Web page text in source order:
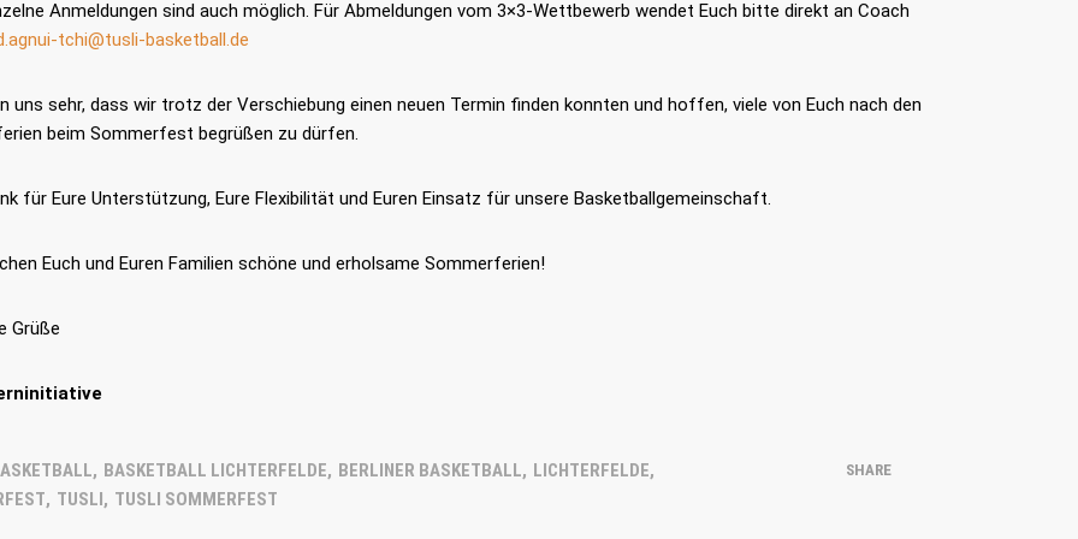
Anmeldungen sind auch möglich. Für Abmeldungen vom 3×3-Wettbewerb wendet Euch bitte direkt an Coach
tchi@tusli-basketball.de
uns sehr, dass wir trotz der Verschiebung einen neuen Termin finden konnten und hoffen, viele von Euch nach den
beim Sommerfest begrüßen zu dürfen.
für Eure Unterstützung, Eure Flexibilität und Euren Einsatz für unsere Basketballgemeinschaft.
Euch und Euren Familien schöne und erholsame Sommerferien!
Grüße
, BASKETBALL LICHTERFELDE, BERLINER BASKETBALL, LICHTERFELDE,
, TUSLI, TUSLI SOMMERFEST
SHARE
| Von den TuSLi-
| TuSLi bei der U17-
Kuper
Kontakt
Probetraining
E.V.